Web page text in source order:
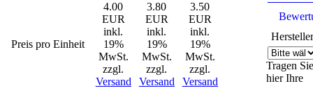
Preis pro Einheit
4.00
EUR
inkl.
19%
MwSt.
zzgl.
Versand
3.80
EUR
inkl.
19%
MwSt.
zzgl.
Versand
3.50
EUR
inkl.
19%
MwSt.
zzgl.
Versand
Tragen
hier Ihre